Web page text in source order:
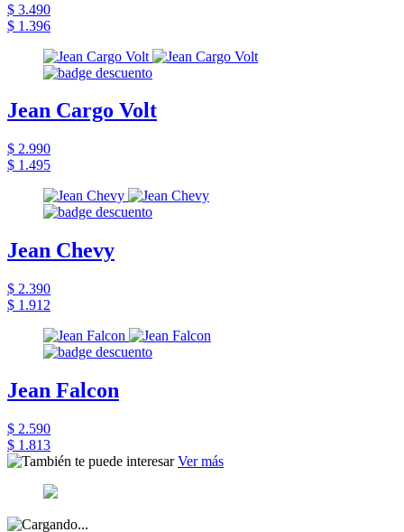
$ 3.490
$ 1.396
Jean Cargo Volt
$ 2.990
$ 1.495
Jean Chevy
$ 2.390
$ 1.912
Jean Falcon
$ 2.590
$ 1.813
Ver más